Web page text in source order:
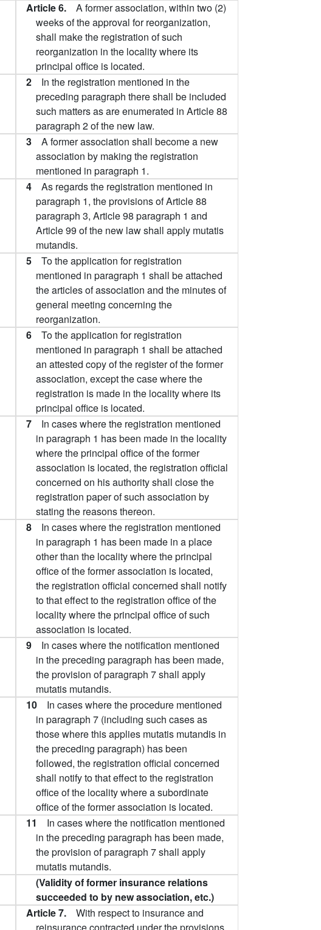
Article 6. A former association, within two (2)
weeks of the approval for reorganization,
shall make the registration of such
reorganization in the locality where its
principal office is located.
2 In the registration mentioned in the
preceding paragraph there shall be included
such matters as are enumerated in Article 88
paragraph 2 of the new law.
3 A former association shall become a new
association by making the registration
mentioned in paragraph 1.
4 As regards the registration mentioned in
paragraph 1, the provisions of Article 88
paragraph 3, Article 98 paragraph 1 and
Article 99 of the new law shall apply mutatis
mutandis.
5 To the application for registration
mentioned in paragraph 1 shall be attached
the articles of association and the minutes of
general meeting concerning the
reorganization.
6 To the application for registration
mentioned in paragraph 1 shall be attached
an attested copy of the register of the former
association, except the case where the
registration is made in the locality where its
principal office is located.
7 In cases where the registration mentioned
in paragraph 1 has been made in the locality
where the principal office of the former
association is located, the registration official
concerned on his authority shall close the
registration paper of such association by
stating the reasons thereon.
8 In cases where the registration mentioned
in paragraph 1 has been made in a place
other than the locality where the principal
office of the former association is located,
the registration official concerned shall notify
to that effect to the registration office of the
locality where the principal office of such
association is located.
9 In cases where the notification mentioned
in the preceding paragraph has been made,
the provision of paragraph 7 shall apply
mutatis mutandis.
10 In cases where the procedure mentioned
in paragraph 7 (including such cases as
those where this applies mutatis mutandis in
the preceding paragraph) has been
followed, the registration official concerned
shall notify to that effect to the registration
office of the locality where a subordinate
office of the former association is located.
11 In cases where the notification mentioned
in the preceding paragraph has been made,
the provision of paragraph 7 shall apply
mutatis mutandis.
(Validity of former insurance relations
succeeded to by new association, etc.)
Article 7. With respect to insurance and